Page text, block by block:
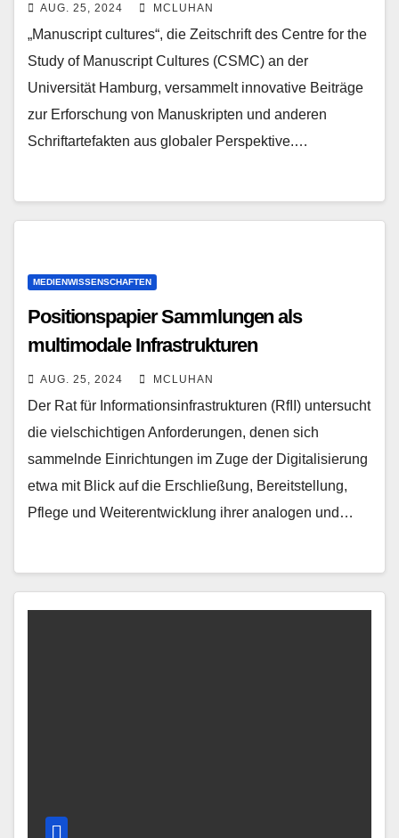
AUG. 25, 2024 MCLUHAN
„Manuscript cultures“, die Zeitschrift des Centre for the
Study of Manuscript Cultures (CSMC) an der
Universität Hamburg, versammelt innovative Beiträge
zur Erforschung von Manuskripten und anderen
Schriftartefakten aus globaler Perspektive.…
MEDIENWISSENSCHAFTEN
Positionspapier Sammlungen als
multimodale Infrastrukturen
AUG. 25, 2024 MCLUHAN
Der Rat für Informationsinfrastrukturen (RfII) untersucht
die vielschichtigen Anforderungen, denen sich
sammelnde Einrichtungen im Zuge der Digitalisierung
etwa mit Blick auf die Erschließung, Bereitstellung,
Pflege und Weiterentwicklung ihrer analogen und…